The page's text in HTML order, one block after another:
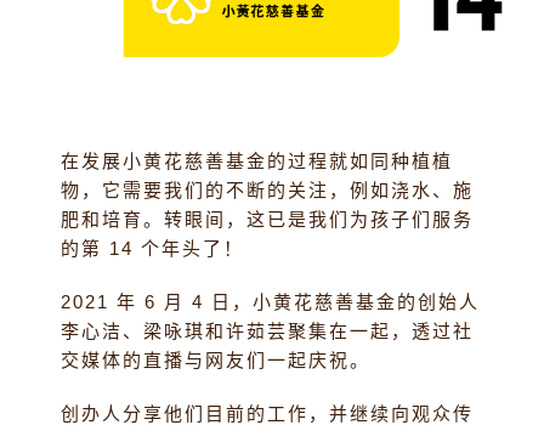
在发展小黄花慈善基金的过程就如同种植植
物，它需要我们的不断的关注，例如浇水、施
肥和培育。转眼间，这已是我们为孩子们服务
的第 14 个年头了！
2021 年 6 月 4 日，小黄花慈善基金的创始人
李心洁、梁咏琪和许茹芸聚集在一起，透过社
交媒体的直播与网友们一起庆祝。
创办人分享他们目前的工作，并继续向观众传